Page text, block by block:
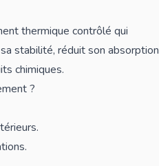
thermique contrôlé qui
stabilité, réduit son absorption
chimiques.
?